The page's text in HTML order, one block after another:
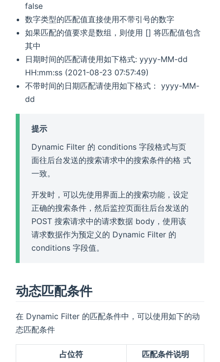
false
数字类型的匹配值直接使用不带引号的数字
如果匹配的值要求是数组，则使用 [] 将匹配值包含
其中
日期时间的匹配请使用如下格式: yyyy-MM-dd
HH:mm:ss (2021-08-23 07:57:49)
不带时间的日期匹配请使用如下格式： yyyy-MM-
dd
提示
Dynamic Filter 的 conditions 字段格式与页
面往后台发送的搜索请求中的搜索条件的格 式
一致。
开发时，可以先使用界面上的搜索功能，设定
正确的搜索条件，然后监控页面往后台发送的
POST 搜索请求中的请求数据 body，使用该
请求数据作为预定义的 Dynamic Filter 的
conditions 字段值。
动态匹配条件
在 Dynamic Filter 的匹配条件中，可以使用如下的动
态匹配条件
占位符 匹配条件说明